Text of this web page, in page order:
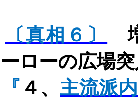
〔真相６〕
ーローの広場
『 ４、主流派